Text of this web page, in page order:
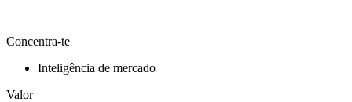
Concentra-te
Inteligência de mercado
Valor